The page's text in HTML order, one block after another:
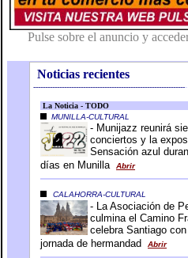
Noticias recientes
-----------------------------------------------------------------